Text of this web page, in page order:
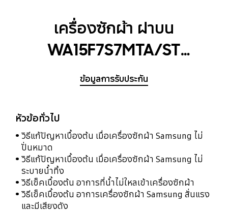
เครื่องซักผ้า ฝาบน
WA15F7S7MTA/ST
Wobble Diamond Drum
ข้อมูลการรับประกัน
หัวข้อทั่วไป
วิธีแก้ปัญหาเบื้องต้น เมื่อเครื่องซักผ้า Samsung ไม่
ปั่นหมาด
วิธีแก้ปัญหาเบื้องต้น เมื่อเครื่องซักผ้า Samsung ไม่
ระบายน้ำทิ้ง
วิธีเช็คเบื้องต้น อาการที่น้ำไม่ใหลเข้าเครื่องซักผ้า
วิธีเช็คเบื้องต้น อาการเครื่องซักผ้า Samsung สั่นแรง
และมีเสียงดัง